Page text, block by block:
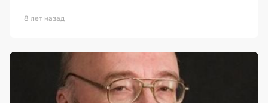
8 лет назад